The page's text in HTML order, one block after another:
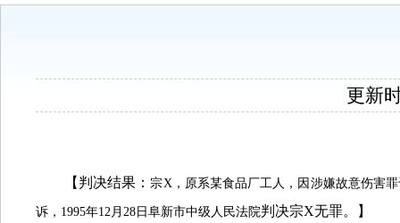
更新
【判决结果： 宗X， 原系某食品厂工人，因涉嫌故意伤害
诉， 1995年12月 28 日阜新市中级人民法院判决宗X无罪。 】